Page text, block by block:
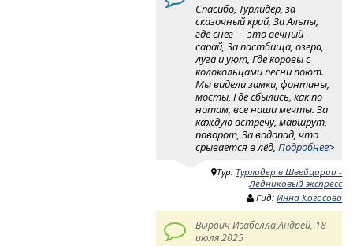
Спасибо, Турлидер, за
сказочный край, За Альпы,
где снег — это вечный
сарай, За пастбища, озера,
луга и уют, Где коровы с
колокольцами песни поют.
Мы видели замки, фонтаны,
мосты, Где сбылись, как по
нотам, все наши мечты. За
каждую встречу, маршрут,
поворот, За водопад, что
срывается в лёд,Подробнее>
Тур: Турлидер в Швейцарии -
Ледниковый экспресс
Гид:Инна Когосова
Вырвич Изабелла,Андрей, 18
июля 2025